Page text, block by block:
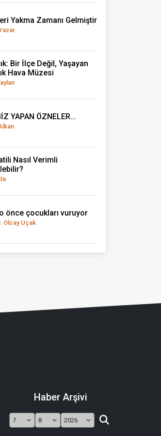
Yakma Zamanı Gelmiştir
Bir İlçe Değil, Yaşayan
Hava Müzesi
YAPAN ÖZNELER...
Nasıl Verimli
önce çocukları vuruyor
Olcay Uçak
Haber Arşivi